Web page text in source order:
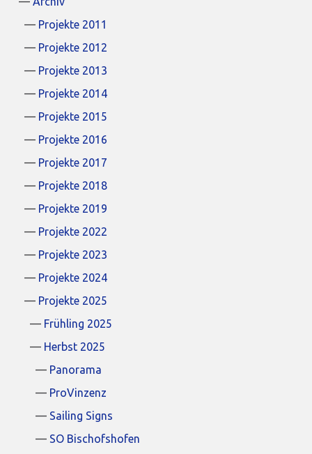
Projekte 2011
Projekte 2012
Projekte 2013
Projekte 2014
Projekte 2015
Projekte 2016
Projekte 2017
Projekte 2018
Projekte 2019
Projekte 2022
Projekte 2023
Projekte 2024
Projekte 2025
Frühling 2025
Herbst 2025
Panorama
ProVinzenz
Sailing Signs
SO Bischofshofen